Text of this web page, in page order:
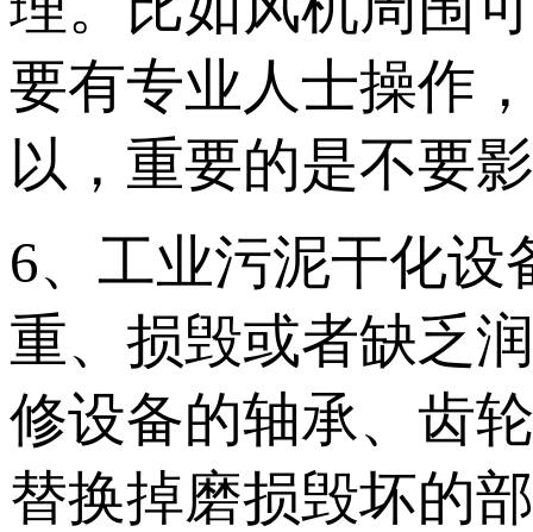
要有专业人士操作
以，重要的是不要
6、工业污泥干化
重、损毁或者缺乏
修设备的轴承、齿
替换掉磨损毁坏的